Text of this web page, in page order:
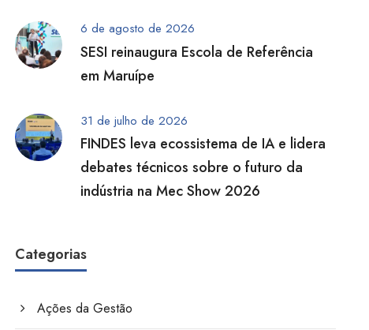
6 de agosto de 2026
SESI reinaugura Escola de Referência
em Maruípe
31 de julho de 2026
FINDES leva ecossistema de IA e lidera
debates técnicos sobre o futuro da
indústria na Mec Show 2026
Categorias
Ações da Gestão